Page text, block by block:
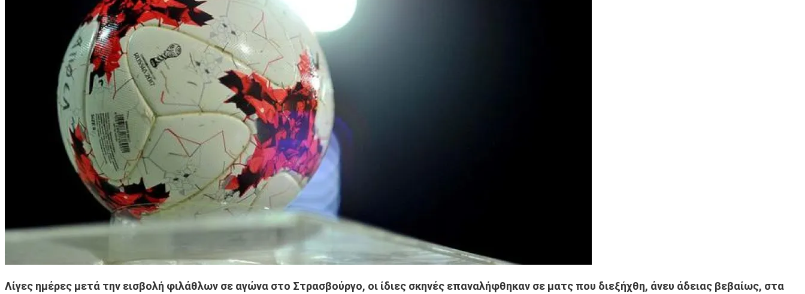
Λίγες ημέρες μετά την εισβολή φιλάθλων σε αγώνα στο Στρασβούργο, οι ίδιες σκηνές επαναλήφθηκαν σε ματς που διεξήχθη, άνευ άδειας βεβαίως, στα